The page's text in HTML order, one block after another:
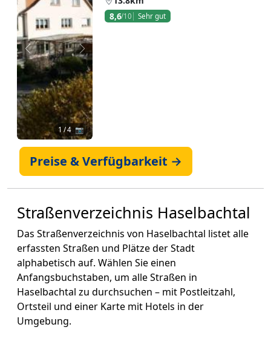
Zurück Weiter
1 / 4 📷
8,6/10 Sehr gut
Preise & Verfügbarkeit →
Straßenverzeichnis Haselbachtal
Das Straßenverzeichnis von Haselbachtal listet alle
erfassten Straßen und Plätze der Stadt
alphabetisch auf. Wählen Sie einen
Anfangsbuchstaben, um alle Straßen in
Haselbachtal zu durchsuchen – mit Postleitzahl,
Ortsteil und einer Karte mit Hotels in der
Umgebung.